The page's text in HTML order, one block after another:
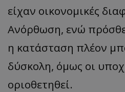
είχαν οικονομικές
Ανόρθωση, ενώ
η κατάσταση πλέον
δύσκολη, όμως οι
οριοθετηθεί.